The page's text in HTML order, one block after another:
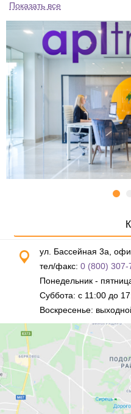
Показать все
ул. Бассейная 3а,
тел/факс: 0 (800) 307-
Понедельник -
Суббота: с 11:00 до
Воскресенье: